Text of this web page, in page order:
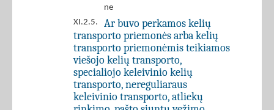
ne
XI.2.5.
Ar buvo perkamos kelių
transporto priemonės arba kelių
transporto priemonėmis teikiamos
viešojo kelių transporto,
specialiojo keleivinio kelių
transporto, nereguliaraus
keleivinio transporto, atliekų